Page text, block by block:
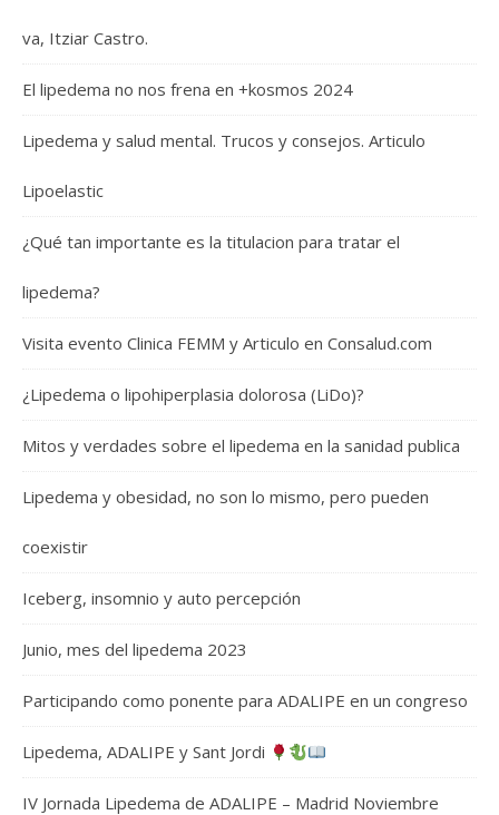
va, Itziar Castro.
El lipedema no nos frena en +kosmos 2024
Lipedema y salud mental. Trucos y consejos. Articulo
Lipoelastic
¿Qué tan importante es la titulacion para tratar el
lipedema?
Visita evento Clinica FEMM y Articulo en Consalud.com
¿Lipedema o lipohiperplasia dolorosa (LiDo)?
Mitos y verdades sobre el lipedema en la sanidad publica
Lipedema y obesidad, no son lo mismo, pero pueden
coexistir
Iceberg, insomnio y auto percepción
Junio, mes del lipedema 2023
Participando como ponente para ADALIPE en un congreso
Lipedema, ADALIPE y Sant Jordi
IV Jornada Lipedema de ADALIPE – Madrid Noviembre